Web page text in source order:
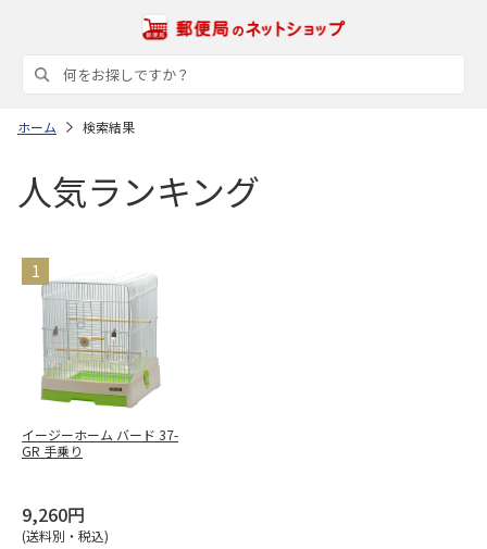
ホーム 検索結果
人気ランキング
イージーホーム バード 37-
GR 手乗り
9,260円
(送料別・税込)